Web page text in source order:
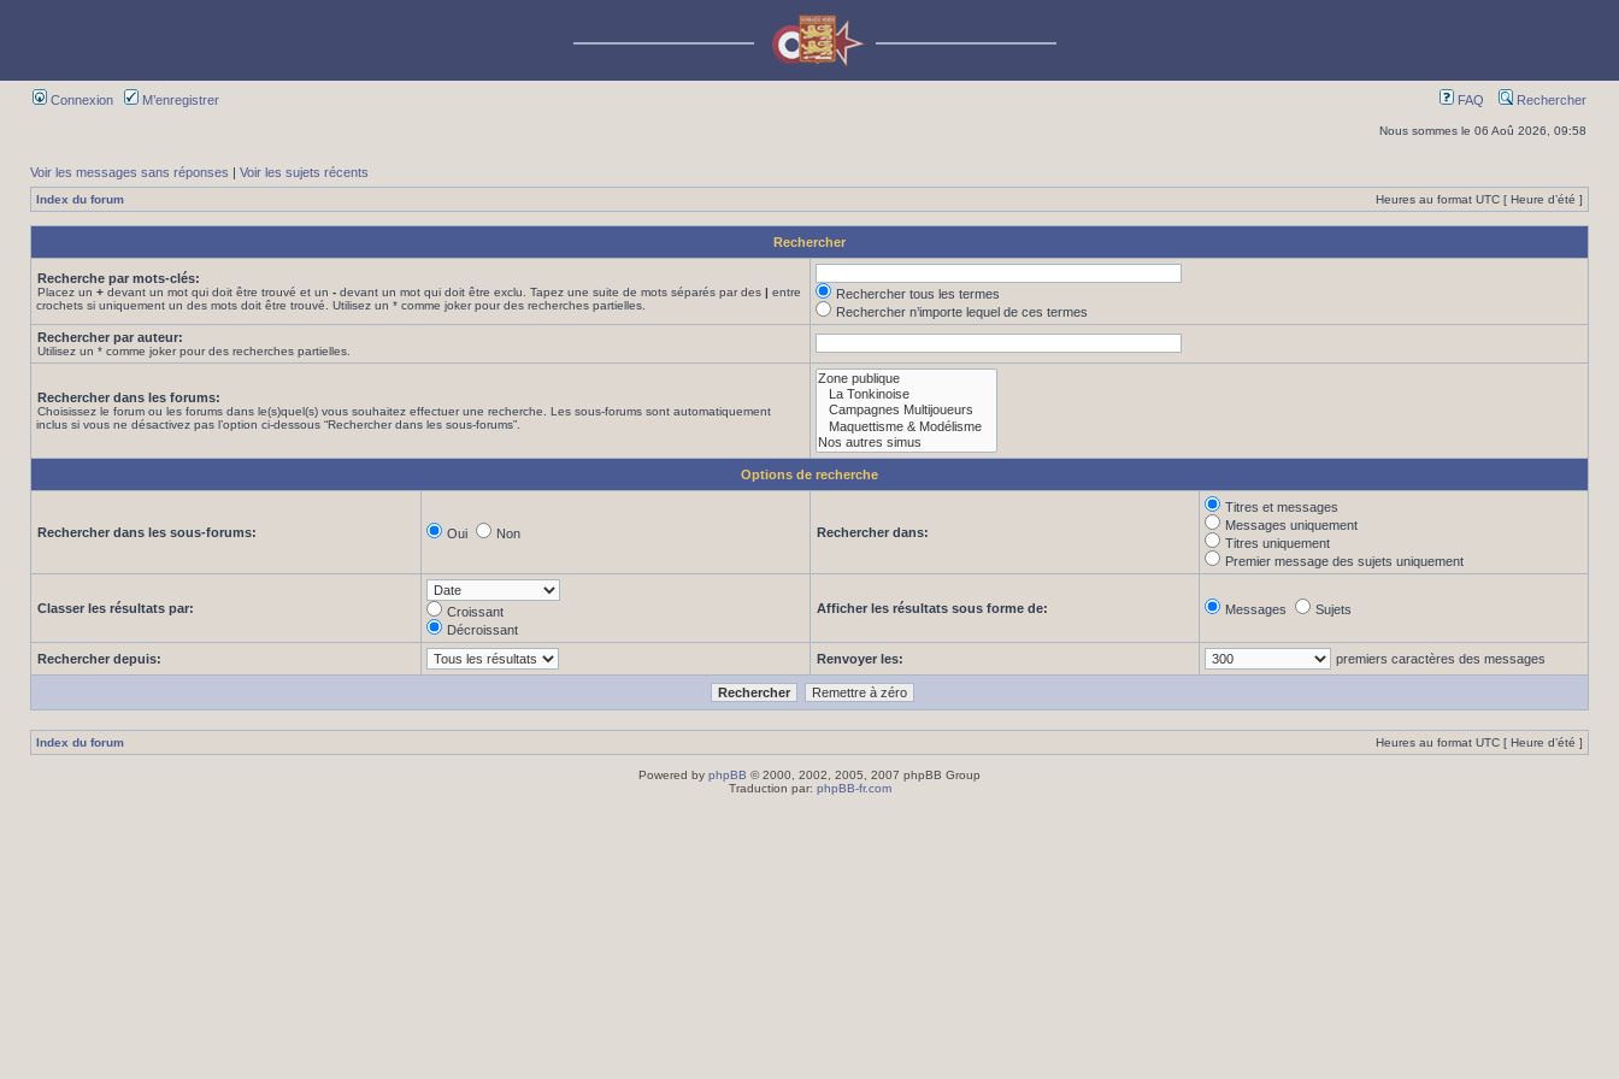
Connexion M’enregistrer FAQ Rechercher
Nous sommes le 06 Aoû 2026, 09:58
Voir les messages sans réponses | Voir les sujets récents
Index du forum Heures au format UTC [ Heure d’été ]
Rechercher
Recherche par mots-clés:
Placez un + devant un mot qui doit être trouvé et un - devant un mot qui doit être exclu. Tapez une suite de mots séparés par des | entre
crochets si uniquement un des mots doit être trouvé. Utilisez un * comme joker pour des recherches partielles.
Rechercher tous les termes
Rechercher n’importe lequel de ces termes
Rechercher par auteur:
Utilisez un * comme joker pour des recherches partielles.
Rechercher dans les forums:
Choisissez le forum ou les forums dans le(s)quel(s) vous souhaitez effectuer une recherche. Les sous-forums sont automatiquement
inclus si vous ne désactivez pas l’option ci-dessous “Rechercher dans les sous-forums”.
Options de recherche
Rechercher dans les sous-forums: Oui Non Rechercher dans:
Titres et messages
Messages uniquement
Titres uniquement
Premier message des sujets uniquement
Classer les résultats par:
Croissant
Décroissant
Afficher les résultats sous forme de: Messages Sujets
Rechercher depuis: Renvoyer les: premiers caractères des messages
Index du forum Heures au format UTC [ Heure d’été ]
Powered by phpBB © 2000, 2002, 2005, 2007 phpBB Group
Traduction par: phpBB-fr.com